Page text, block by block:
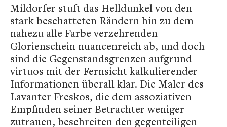
Mildorfer stuft das Helldunkel von den
stark beschatteten Rändern hin zu dem
nahezu alle Farbe verzehrenden
Glorienschein nuancenreich ab, und doch
sind die Gegenstandsgrenzen aufgrund
virtuos mit der Fernsicht kalkulierender
Informationen überall klar. Die Maler des
Lavanter Freskos, die dem assoziativen
Empfinden seiner Betrachter weniger
zutrauen, beschreiten den gegenteiligen